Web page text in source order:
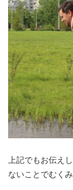
上記でもお伝え
ないことでむく